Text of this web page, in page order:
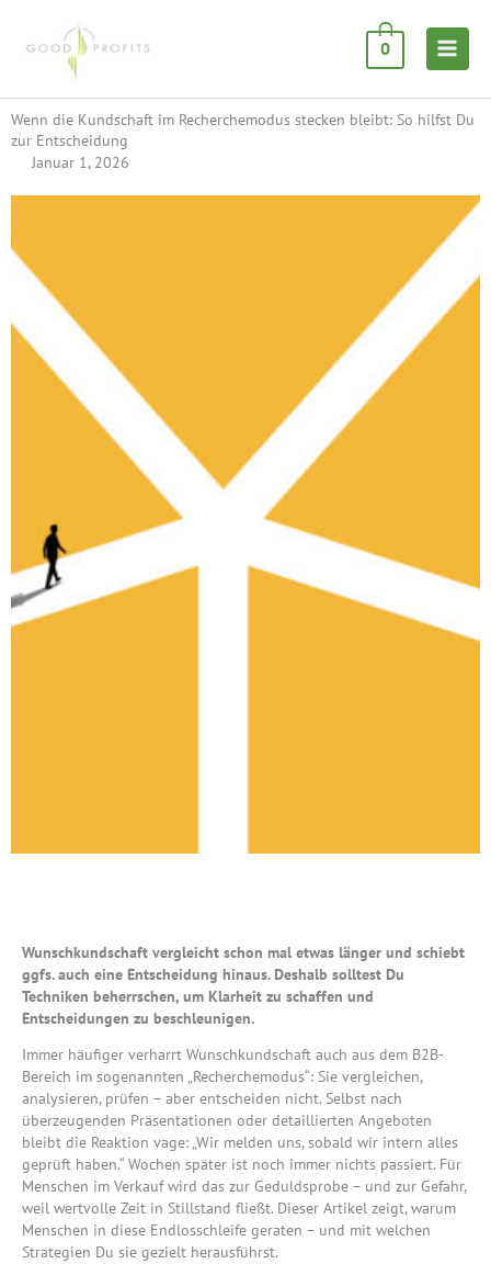
springen
0
Wenn die Kundschaft im Recherchemodus stecken bleibt: So hilfst Du
zur Entscheidung
Januar 1, 2026
Wunschkundschaft vergleicht schon mal etwas länger und schiebt
ggfs. auch eine Entscheidung hinaus. Deshalb solltest Du
Techniken beherrschen, um Klarheit zu schaffen und
Entscheidungen zu beschleunigen.
Immer häufiger verharrt Wunschkundschaft auch aus dem B2B-
Bereich im sogenannten „Recherchemodus“: Sie vergleichen,
analysieren, prüfen – aber entscheiden nicht. Selbst nach
überzeugenden Präsentationen oder detaillierten Angeboten
bleibt die Reaktion vage: „Wir melden uns, sobald wir intern alles
geprüft haben.“ Wochen später ist noch immer nichts passiert. Für
Menschen im Verkauf wird das zur Geduldsprobe – und zur Gefahr,
weil wertvolle Zeit in Stillstand fließt. Dieser Artikel zeigt, warum
Menschen in diese Endlosschleife geraten – und mit welchen
Strategien Du sie gezielt herausführst.